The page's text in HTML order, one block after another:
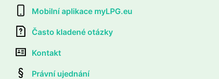
Mobilní aplikace myLPG.eu
Často kladené otázky
Kontakt
Právní ujednání